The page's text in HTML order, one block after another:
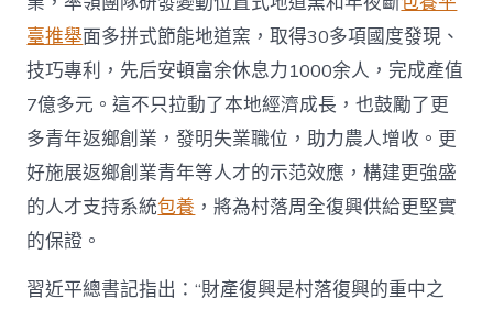
臺推舉面多拼式節能地道窯，取得30多項國度發現、
技巧專利，先后安頓富余休息力1000余人，完成產值
7億多元。這不只拉動了本地經濟成長，也鼓勵了更
多青年返鄉創業，發明失業職位，助力農人增收。更
好施展返鄉創業青年等人才的示范效應，構建更強盛
的人才支持系統包養 ，將為村落周全復興供給更堅實
的保證。
習近平總書記指出：“財產復興是村落復興的重中之